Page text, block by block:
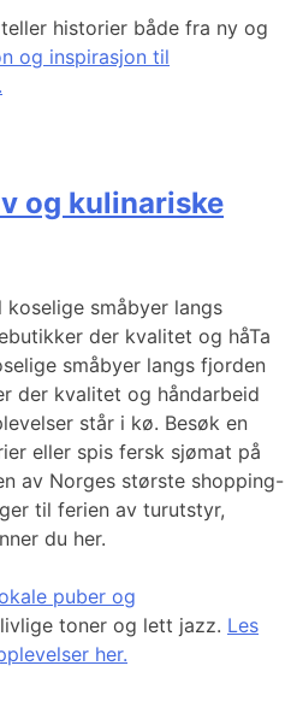
historier både fra ny og
og inspirasjon til
og kulinariske
småbyer langs
der kvalitet og håTa
småbyer langs fjorden
der kvalitet og håndarbeid
står i kø. Besøk en
eller spis fersk sjømat på
av Norges største shopping-
til ferien av turutstyr,
du her.
puber og
toner og lett jazz. Les
her.